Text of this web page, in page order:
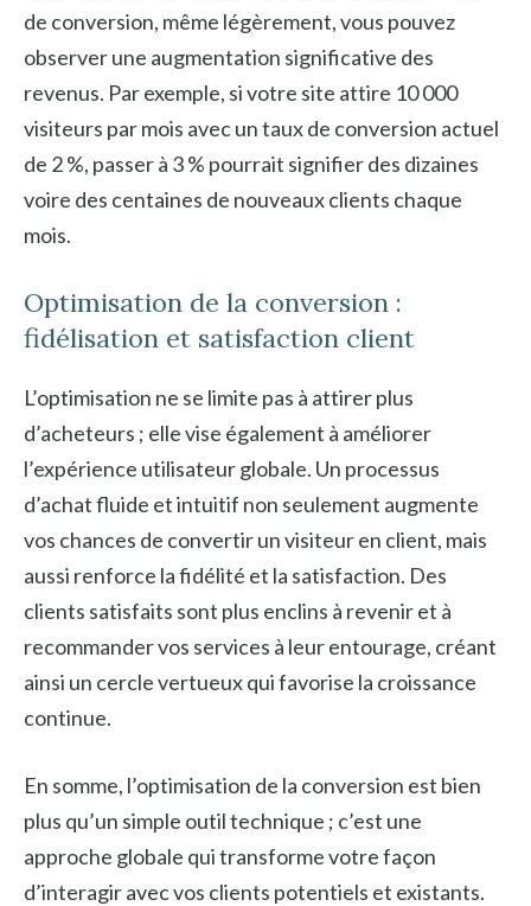
de conversion, même légèrement, vous pouvez
observer une augmentation significative des
revenus. Par exemple, si votre site attire 10 000
visiteurs par mois avec un taux de conversion actuel
de 2 %, passer à 3 % pourrait signifier des dizaines
voire des centaines de nouveaux clients chaque
mois.
Optimisation de la conversion :
fidélisation et satisfaction client
L’optimisation ne se limite pas à attirer plus
d’acheteurs ; elle vise également à améliorer
l’expérience utilisateur globale. Un processus
d’achat fluide et intuitif non seulement augmente
vos chances de convertir un visiteur en client, mais
aussi renforce la fidélité et la satisfaction. Des
clients satisfaits sont plus enclins à revenir et à
recommander vos services à leur entourage, créant
ainsi un cercle vertueux qui favorise la croissance
continue.
En somme, l’optimisation de la conversion est bien
plus qu’un simple outil technique ; c’est une
approche globale qui transforme votre façon
d’interagir avec vos clients potentiels et existants.